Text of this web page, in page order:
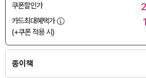
쿠폰할인가
카드최대혜택가
(+쿠폰 적용 시)
종이책